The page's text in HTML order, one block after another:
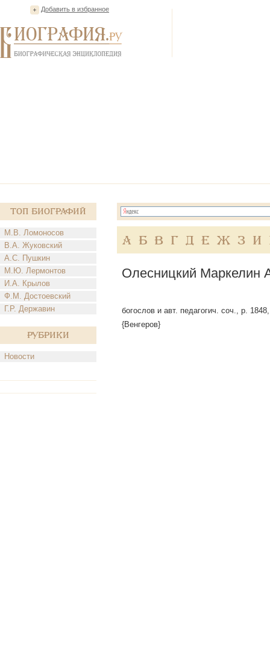
Добавить в избранное
Топ Биографий
М.В. Ломоносов
В.А. Жуковский
А.С. Пушкин
М.Ю. Лермонтов
И.А. Крылов
Ф.М. Достоевский
Г.Р. Державин
Рубрики
Новости
А Б В Г Д Е Ж З И
Олесницкий Маркелин
богослов и авт. педагогич. соч., р.
{Венгеров}